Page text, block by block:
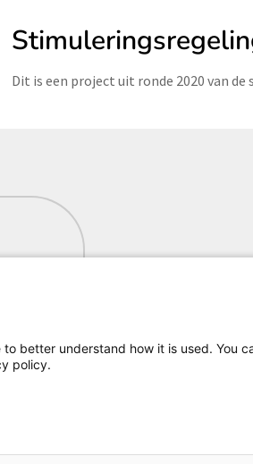
Dit is een project uit ronde 2020 van
better understand how it is used. You
policy.